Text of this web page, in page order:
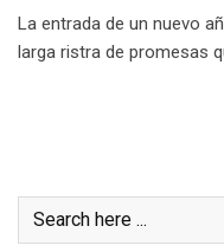
La entrada de un nuevo
larga ristra de promesas